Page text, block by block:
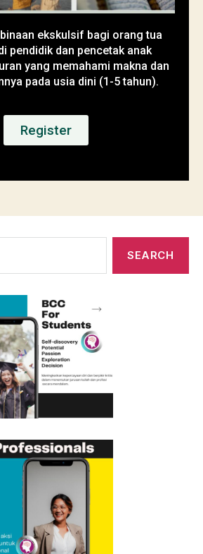
ekskulsif bagi orang tua
pendidik dan pencetak anak
yang memahami makna dan
pada usia dini (1-5 tahun).
Register